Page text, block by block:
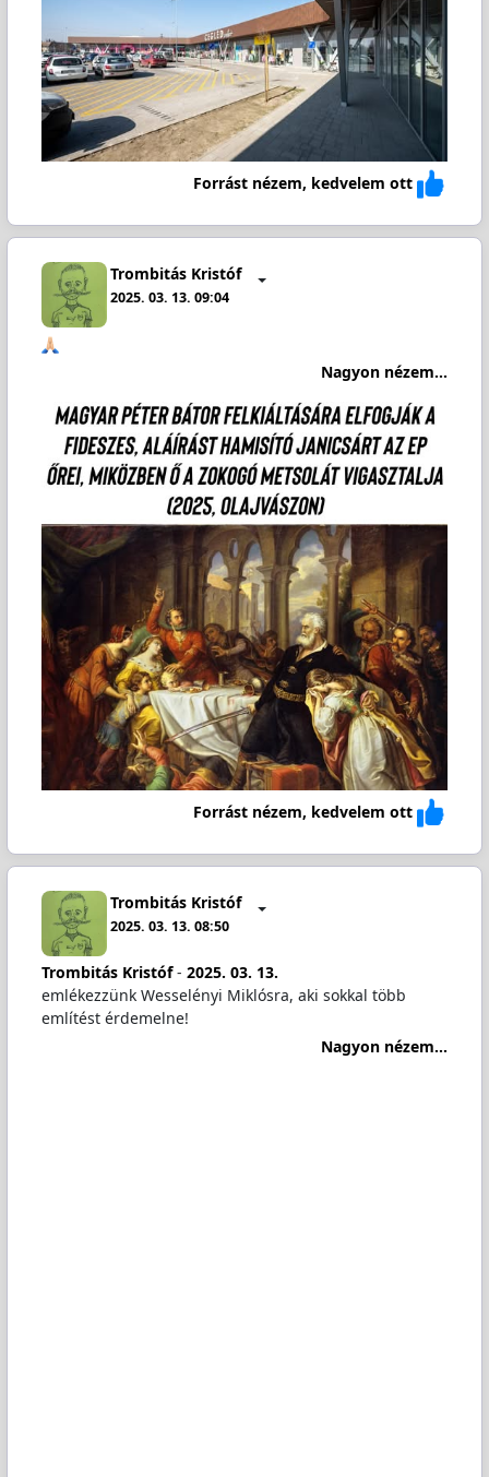
Forrást nézem, kedvelem ott
Trombitás Kristóf
2025. 03. 13. 09:04
Nagyon nézem...
Forrást nézem, kedvelem ott
Trombitás Kristóf
2025. 03. 13. 08:50
Trombitás Kristóf- 2025. 03. 13.
emlékezzünk Wesselényi Miklósra, aki sokkal több
említést érdemelne!
Nagyon nézem...